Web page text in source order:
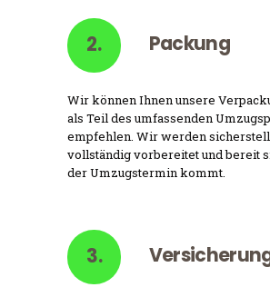
2. Packung
Wir können Ihnen unsere
als Teil des umfassenden
empfehlen. Wir werden
vollständig vorbereitet und bereit
der Umzugstermin kommt.
3.